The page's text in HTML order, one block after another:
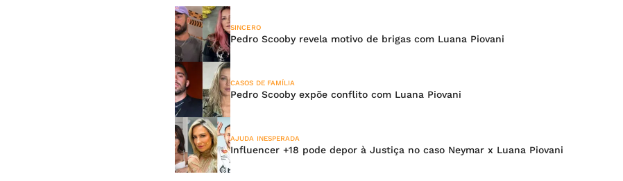
SINCERO
Pedro Scooby revela motivo de brigas com Luana Piovani
CASOS DE FAMÍLIA
Pedro Scooby expõe conflito com Luana Piovani
AJUDA INESPERADA
Influencer +18 pode depor à Justiça no caso Neymar x Luana Piovani